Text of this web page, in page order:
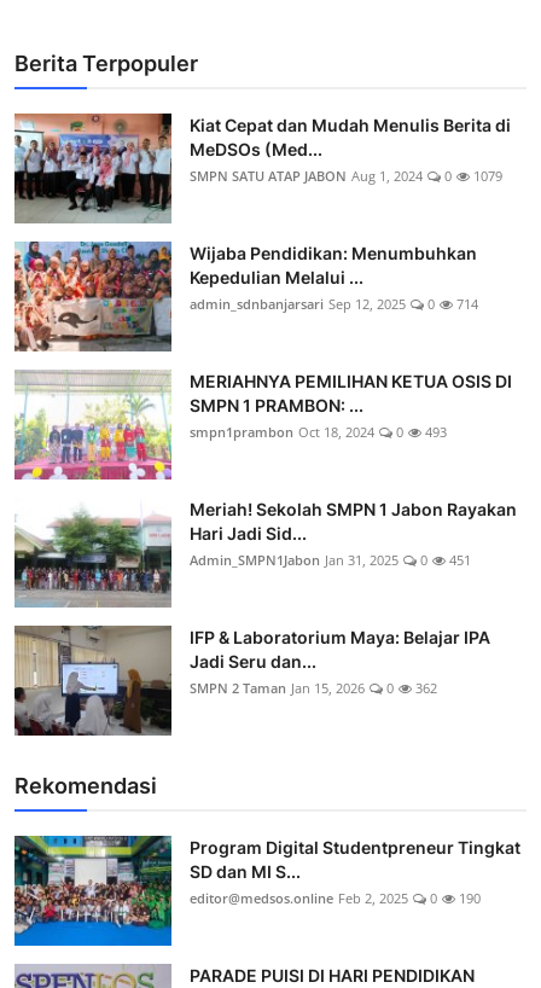
Berita Terpopuler
Kiat Cepat dan Mudah Menulis Berita di
MeDSOs (Med...
SMPN SATU ATAP JABON Aug 1, 2024 0 1079
Wijaba Pendidikan: Menumbuhkan
Kepedulian Melalui ...
admin_sdnbanjarsari Sep 12, 2025 0 714
MERIAHNYA PEMILIHAN KETUA OSIS DI
SMPN 1 PRAMBON: ...
smpn1prambon Oct 18, 2024 0 493
Meriah! Sekolah SMPN 1 Jabon Rayakan
Hari Jadi Sid...
Admin_SMPN1Jabon Jan 31, 2025 0 451
IFP & Laboratorium Maya: Belajar IPA
Jadi Seru dan...
SMPN 2 Taman Jan 15, 2026 0 362
Rekomendasi
Program Digital Studentpreneur Tingkat
SD dan MI S...
editor@medsos.online Feb 2, 2025 0 190
PARADE PUISI DI HARI PENDIDIKAN